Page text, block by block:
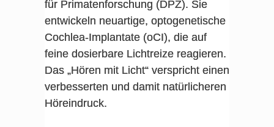
für Primatenforschung (DPZ). Sie
entwickeln neuartige, optogenetische
Cochlea-Implantate (oCI), die auf
feine dosierbare Lichtreize reagieren.
Das „Hören mit Licht“ verspricht einen
verbesserten und damit natürlicheren
Höreindruck.